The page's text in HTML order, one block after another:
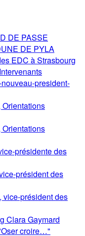
DE PASSE
DE PYLA
EDC à Strasbourg
president-
présidente des
président des
vice-président des
Clara Gaymard
croire…"